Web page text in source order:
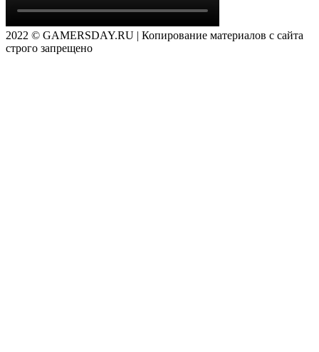
2022 © GAMERSDAY.RU | Копирование материалов с сайта
строго запрещено